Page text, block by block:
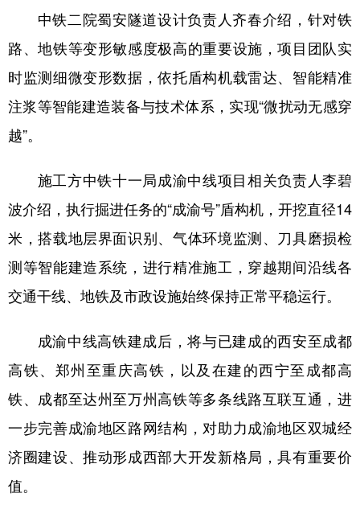
地方频道
北京 天津 河北 山西
辽宁 吉林 上海 江苏
浙江 安徽 福建 江西
广东 广西 海南 重庆
四川 贵州 云南 西藏
陕西 甘肃 青海 宁夏
多语种频道
English Español Français عربى
中铁二院蜀安隧道设计负责人齐春介绍，针对铁
路、地铁等变形敏感度极高的重要设施，项目团队实
时监测细微变形数据，依托盾构机载雷达、智能精准
注浆等智能建造装备与技术体系，实现“微扰动无感穿
越”。
施工方中铁十一局成渝中线项目相关负责人李碧
波介绍，执行掘进任务的“成渝号”盾构机，开挖直径14
米，搭载地层界面识别、气体环境监测、刀具磨损检
测等智能建造系统，进行精准施工，穿越期间沿线各
交通干线、地铁及市政设施始终保持正常平稳运行。
成渝中线高铁建成后，将与已建成的西安至成都
高铁、郑州至重庆高铁，以及在建的西宁至成都高
铁、成都至达州至万州高铁等多条线路互联互通，进
一步完善成渝地区路网结构，对助力成渝地区双城经
济圈建设、推动形成西部大开发新格局，具有重要价
值。